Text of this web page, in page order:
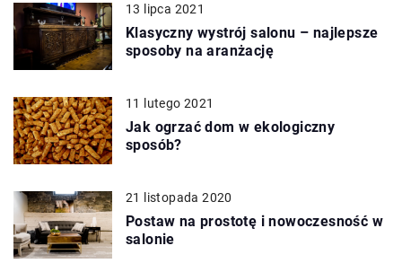
13 lipca 2021
Klasyczny wystrój salonu – najlepsze
sposoby na aranżację
11 lutego 2021
Jak ogrzać dom w ekologiczny
sposób?
21 listopada 2020
Postaw na prostotę i nowoczesność w
salonie